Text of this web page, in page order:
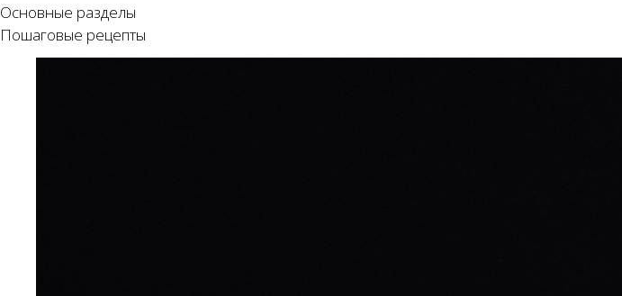
Основные разделы
Пошаговые рецепты